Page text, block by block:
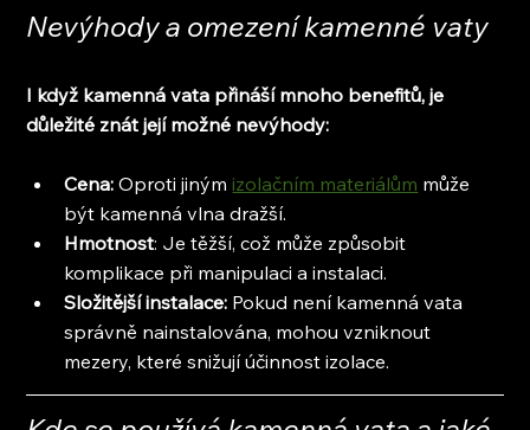
Nevýhody a omezení kamenné vaty
I když kamenná vata přináší mnoho benefitů, je
důležité znát její možné nevýhody:
Cena: Oproti jiným izolačním materiálům může
být kamenná vlna dražší.
Hmotnost: Je těžší, což může způsobit
komplikace při manipulaci a instalaci.
Složitější instalace: Pokud není kamenná vata
správně nainstalována, mohou vzniknout
mezery, které snižují účinnost izolace.